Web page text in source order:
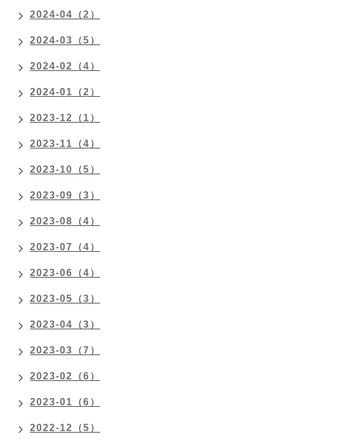
2024-04（2）
2024-03（5）
2024-02（4）
2024-01（2）
2023-12（1）
2023-11（4）
2023-10（5）
2023-09（3）
2023-08（4）
2023-07（4）
2023-06（4）
2023-05（3）
2023-04（3）
2023-03（7）
2023-02（6）
2023-01（6）
2022-12（5）